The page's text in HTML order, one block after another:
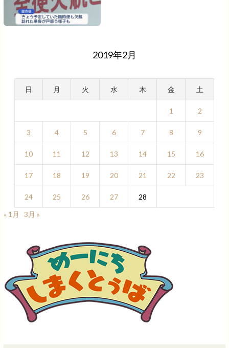
2019年2月
日 月 火 水 木 金 土
1 2
3 4 5 6 7 8 9
10 11 12 13 14 15 16
17 18 19 20 21 22 23
24 25 26 27
28
« 1月
3月 »